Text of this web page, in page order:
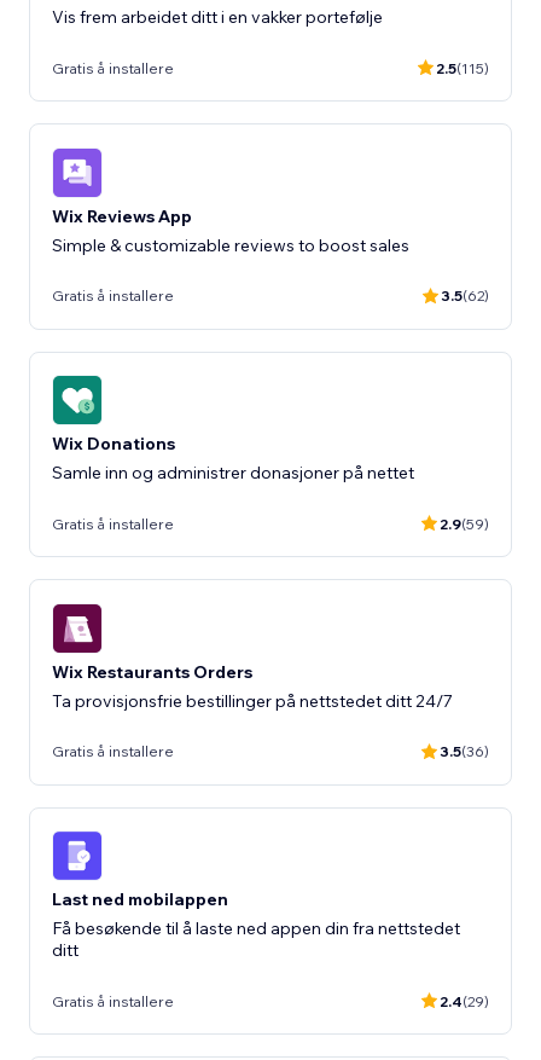
Vis frem arbeidet ditt i en vakker portefølje
Gratis å installere 2.5(115)
Wix Reviews App
Gratis å installere 3.5(62)
Wix Donations
Samle inn og administrer donasjoner på nettet
Gratis å installere 2.9(59)
Wix Restaurants Orders
Ta provisjonsfrie bestillinger på nettstedet ditt 24/7
Gratis å installere 3.5(36)
Last ned mobilappen
Få besøkende til å laste ned appen din fra nettstedet
ditt
Gratis å installere 2.4(29)